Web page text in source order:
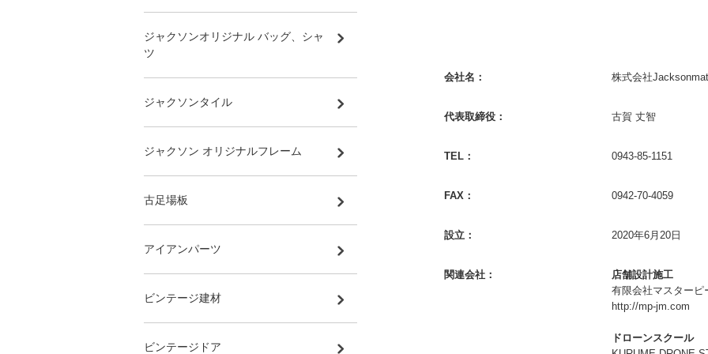
会社名： 株式会社
代表取締役： 古賀 丈智
TEL： 0943-85-1151
FAX： 0942-70-4059
設立： 2020年6月20日
関連会社：
店舗設計施工
有限会社マスターピ
http://mp-jm.com
ドローンスクール
ジャクソンオリジナル バッグ、シャ
ツ
ジャクソンタイル
ジャクソン オリジナルフレーム
古足場板
アイアンパーツ
ビンテージ建材
ビンテージドア